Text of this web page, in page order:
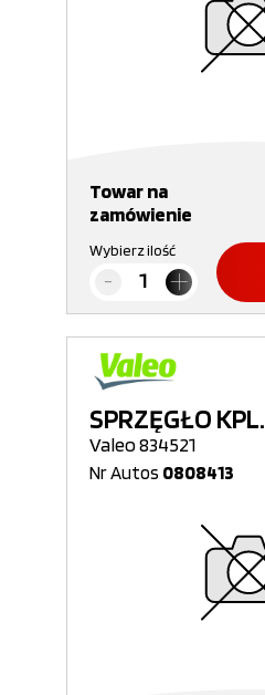
Towar na
zamówienie
Wybierz ilość
SPRZĘGŁO KPL.
Valeo 834521
Nr Autos 0808413